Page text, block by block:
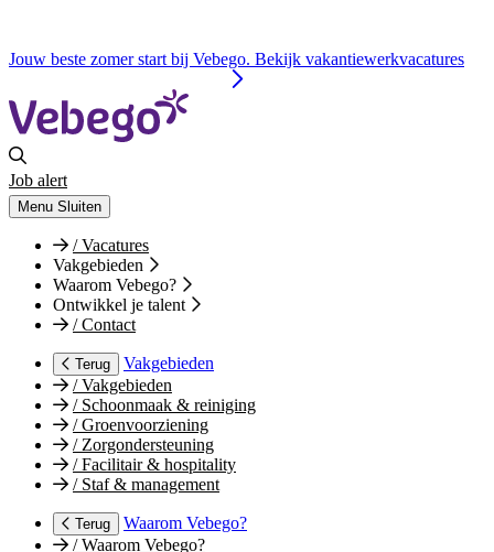
Jouw beste zomer start bij Vebego. Bekijk vakantiewerkvacatures
Job alert
Menu Sluiten
/Vacatures
Vakgebieden
Waarom Vebego?
Ontwikkel je talent
/Contact
Terug
Vakgebieden
/Vakgebieden
/Schoonmaak & reiniging
/Groenvoorziening
/Zorgondersteuning
/Facilitair & hospitality
/Staf & management
Terug
Waarom Vebego?
/Waarom Vebego?